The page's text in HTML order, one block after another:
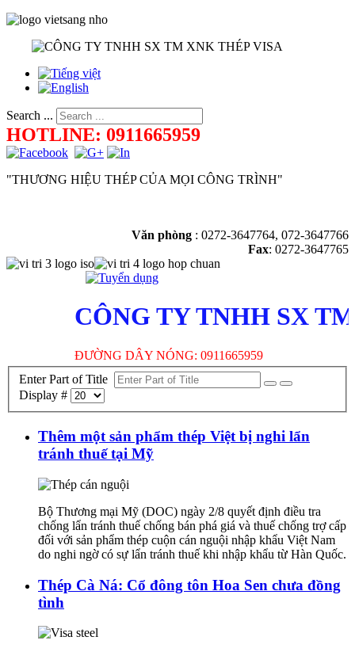
Search ...
HOTLINE: 0911665959
"THƯƠNG HIỆU THÉP CỦA MỌI CÔNG TRÌNH"
Văn phòng : 0272-3647764, 072-3647766
Fax: 0272-3647765
CÔNG TY TNHH SX TM
ĐƯỜNG DÂY NÓNG: 0911665959
Enter Part of Title
Display #
Thêm một sản phẩm thép Việt bị nghi lẩn
tránh thuế tại Mỹ
Bộ Thương mại Mỹ (DOC) ngày 2/8 quyết định điều tra
chống lẩn tránh thuế chống bán phá giá và thuế chống trợ cấp
đối với sản phẩm thép cuộn cán nguội nhập khẩu Việt Nam
do nghi ngờ có sự lẩn tránh thuế khi nhập khẩu từ Hàn Quốc.
Thép Cà Ná: Cổ đông tôn Hoa Sen chưa đồng
tình